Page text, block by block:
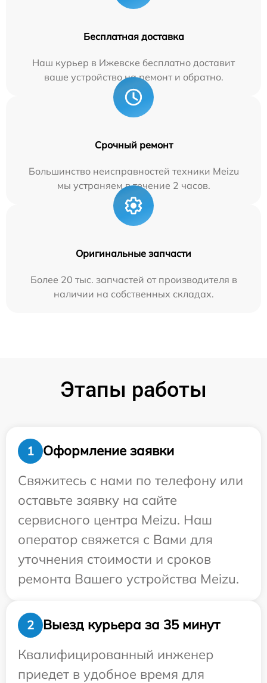
Бесплатная доставка
Наш курьер в Ижевске бесплатно доставит
ваше устройство на ремонт и обратно.
Срочный ремонт
Большинство неисправностей техники Meizu
мы устраняем в течение 2 часов.
Оригинальные запчасти
Более 20 тыс. запчастей от производителя в
наличии на собственных складах.
Этапы работы
1
Оформление заявки
Свяжитесь с нами по телефону или
оставьте заявку на сайте
сервисного центра Meizu. Наш
оператор свяжется с Вами для
уточнения стоимости и сроков
ремонта Вашего устройства Meizu.
2
Выезд курьера за 35 минут
Квалифицированный инженер
приедет в удобное время для